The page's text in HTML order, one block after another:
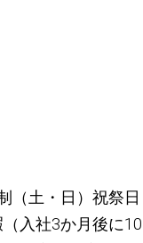
（土・日）祝祭日
入社3か月後に10